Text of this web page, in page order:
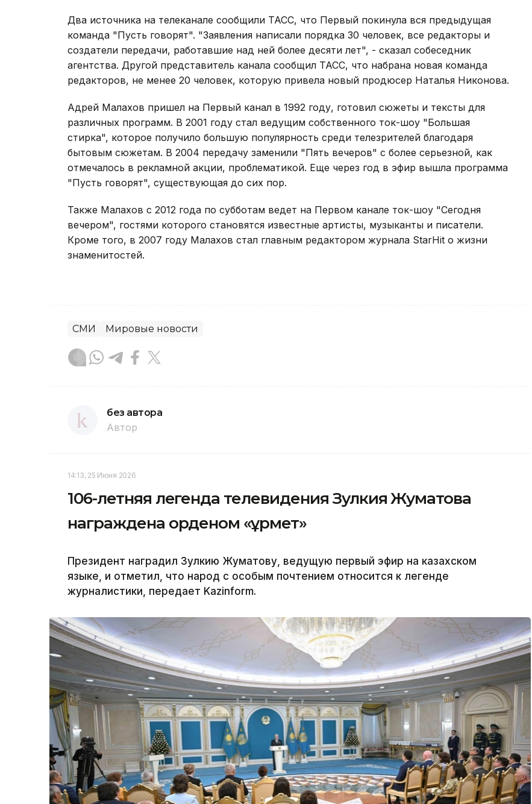
Два источника на телеканале сообщили ТАСС, что Первый покинула вся предыдущая
команда "Пусть говорят". "Заявления написали порядка 30 человек, все редакторы и
создатели передачи, работавшие над ней более десяти лет", - сказал собеседник
агентства. Другой представитель канала сообщил ТАСС, что набрана новая команда
редакторов, не менее 20 человек, которую привела новый продюсер Наталья Никонова.
Адрей Малахов пришел на Первый канал в 1992 году, готовил сюжеты и тексты для
различных программ. В 2001 году стал ведущим собственного ток-шоу "Большая
стирка", которое получило большую популярность среди телезрителей благодаря
бытовым сюжетам. В 2004 передачу заменили "Пять вечеров" с более серьезной, как
отмечалось в рекламной акции, проблематикой. Еще через год в эфир вышла программа
"Пусть говорят", существующая до сих пор.
Также Малахов с 2012 года по субботам ведет на Первом канале ток-шоу "Сегодня
вечером", гостями которого становятся известные артисты, музыканты и писатели.
Кроме того, в 2007 году Малахов стал главным редактором журнала StarHit о жизни
знаменитостей.
СМИ Мировые новости
без автора
Автор
14:13, 25 Июня 2026
106-летняя легенда телевидения Зулкия Жуматова
награждена орденом «Құрмет»
Президент наградил Зулкию Жуматову, ведущую первый эфир на казахском
языке, и отметил, что народ с особым почтением относится к легенде
журналистики, передает Kazinform.